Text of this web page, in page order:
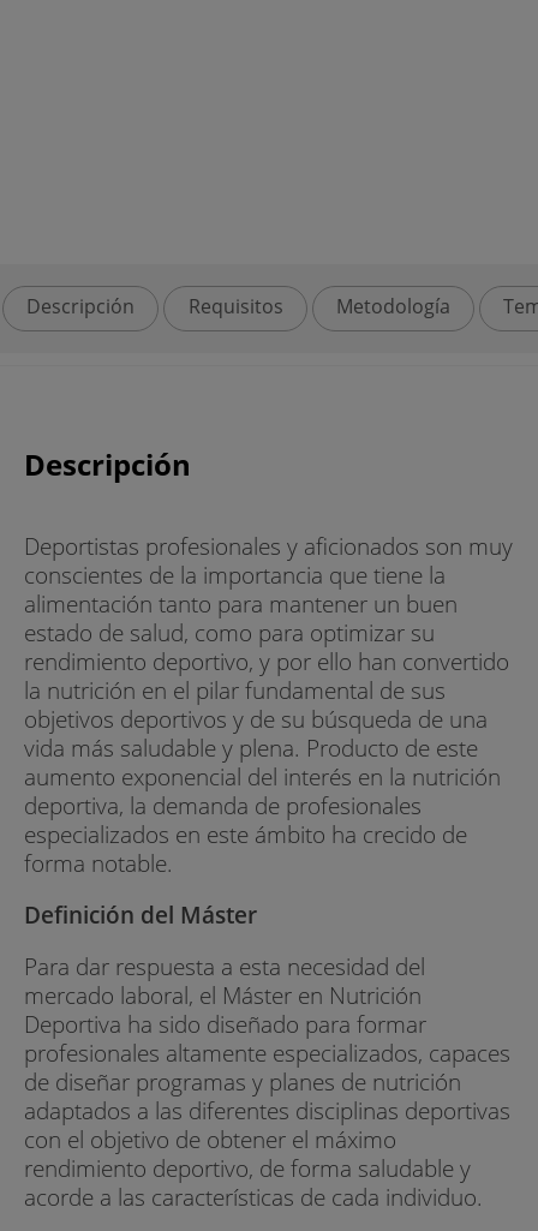
Descripción Requisitos Metodología
Descripción
Deportistas profesionales y aficionados son muy
conscientes de la importancia que tiene la
alimentación tanto para mantener un buen
estado de salud, como para optimizar su
rendimiento deportivo, y por ello han convertido
la nutrición en el pilar fundamental de sus
objetivos deportivos y de su búsqueda de una
vida más saludable y plena. Producto de este
aumento exponencial del interés en la nutrición
deportiva, la demanda de profesionales
especializados en este ámbito ha crecido de
forma notable.
Definición del Máster
Para dar respuesta a esta necesidad del
mercado laboral, el Máster en Nutrición
Deportiva ha sido diseñado para formar
profesionales altamente especializados, capaces
de diseñar programas y planes de nutrición
adaptados a las diferentes disciplinas deportivas
con el objetivo de obtener el máximo
rendimiento deportivo, de forma saludable y
acorde a las características de cada individuo.